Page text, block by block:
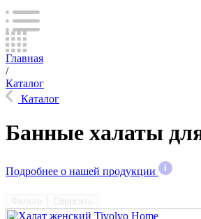
Главная
/
Каталог
Каталог
Банные халаты
Подробнее о нашей продукции